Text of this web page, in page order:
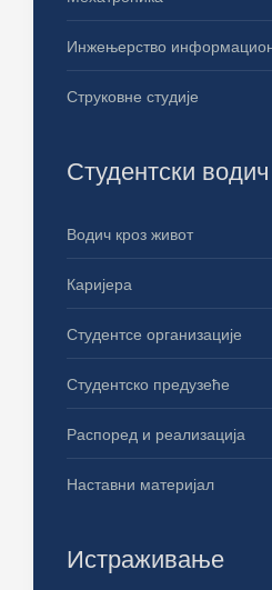
Инжењерство
Струковне студије
Студентски водич
Водич кроз живот
Каријера
Студентсе организације
Студентско предузеће
Распоред и реализација
Наставни материјал
Истраживање